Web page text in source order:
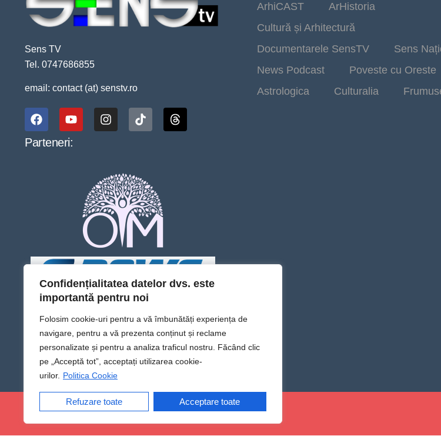
Confidențialitatea datelor dvs. este
importantă pentru noi
Folosim cookie-uri pentru a vă îmbunătăți experiența de
navigare, pentru a vă prezenta conținut și reclame
personalizate și pentru a analiza traficul nostru. Făcând clic
pe „Acceptă tot”, acceptați utilizarea cookie-
urilor. Politica Cookie
Refuzare toate Acceptare toate
Sens TV
Tel. 0747686855
email: contact (at) senstv.ro
Parteneri:
ArhiCAST
ArHistoria
Cultură și Arhitectură
Documentarele SensTV
Sens
News Podcast
Poveste cu Oreste
Astrologica
Culturalia
@Sens TV | Dă sens omului din tine!